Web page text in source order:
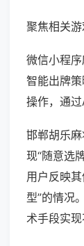
聚焦相关游
微信小程序
智能出牌
操作，通过
邯郸胡乐
现“随意选
用户反映
型”的情况
术手段实现